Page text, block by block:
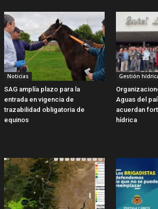
Noticias
SAG amplía plazo para la
entrada en vigencia de
trazabilidad obligatoria de
equinos
Gestión
Aguas del
acuerdan
hídrica